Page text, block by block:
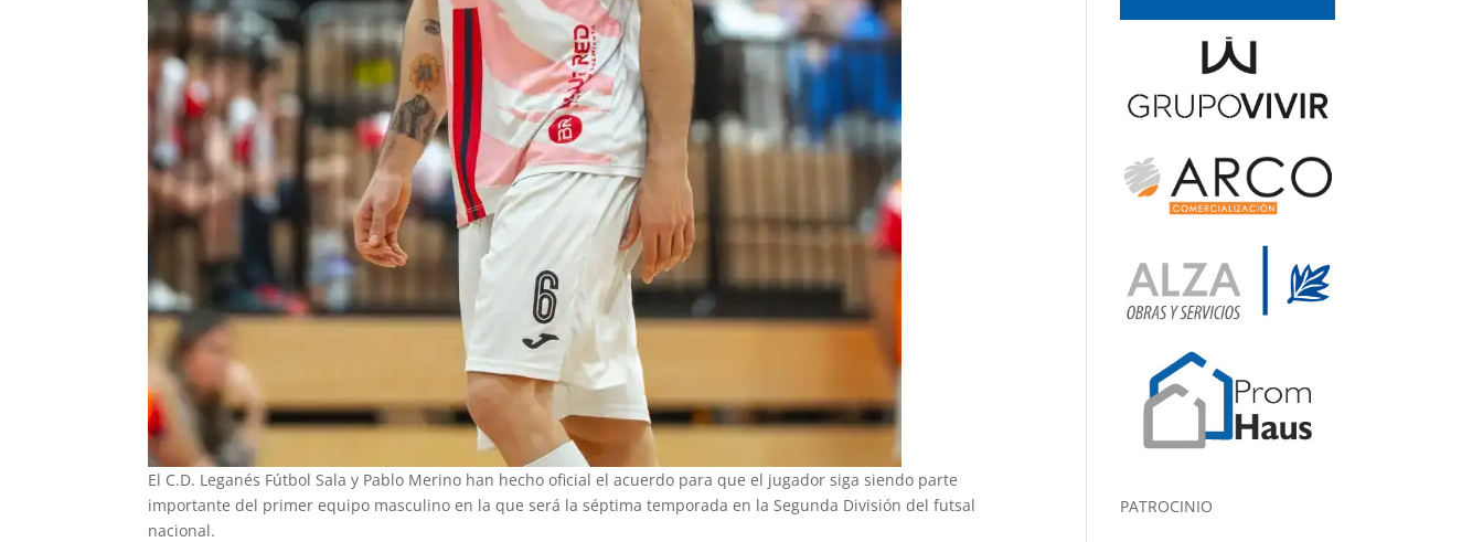
El C.D. Leganés Fútbol Sala y Pablo Merino han hecho oficial el acuerdo para que el jugador siga siendo parte
importante del primer equipo masculino en la que será la séptima temporada en la Segunda División del futsal
nacional.
PATROCINIO